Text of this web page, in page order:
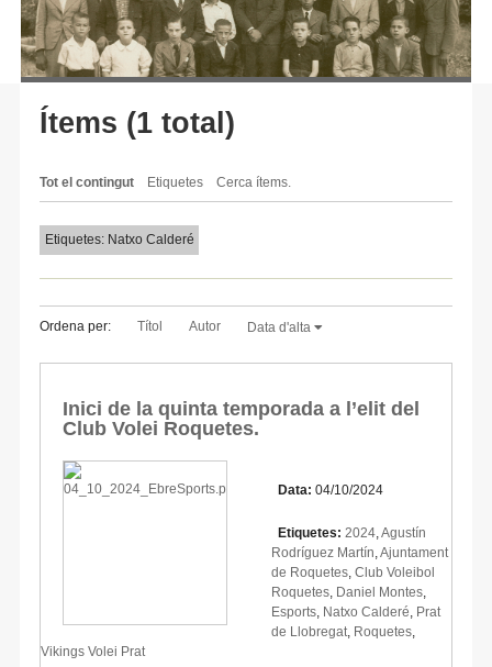
Ítems (1 total)
Tot el contingut Etiquetes Cerca ítems.
Etiquetes: Natxo Calderé
Ordena per: Títol Autor Data d'alta
Inici de la quinta temporada a l’elit del
Club Volei Roquetes.
Data: 04/10/2024
Etiquetes: 2024 Agustín
Rodríguez Martín Ajuntament
de Roquetes Club Voleibol
Roquetes Daniel Montes
Esports Natxo Calderé Prat
de Llobregat Roquetes
Vikings Volei Prat